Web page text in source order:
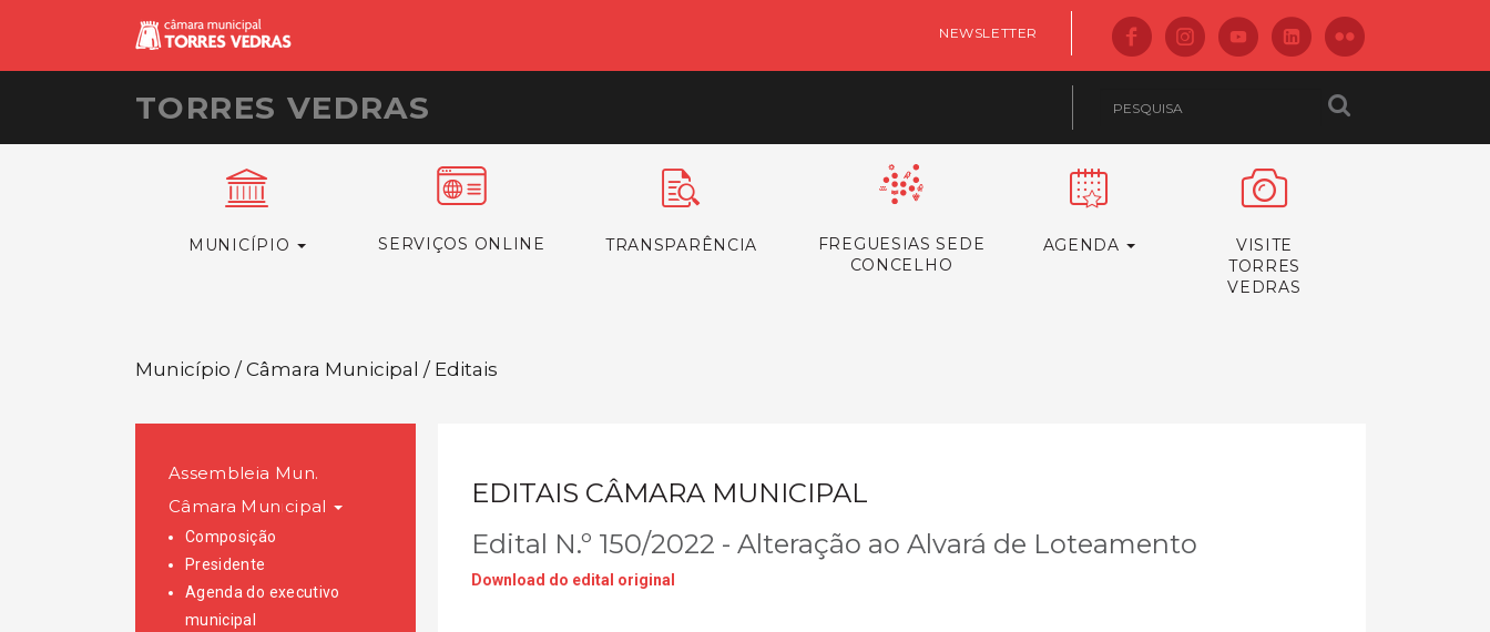
NEWSLETTER
TORRES VEDRAS
MUNICÍPIO SERVIÇOS ONLINE TRANSPARÊNCIA
FREGUESIAS SEDE
CONCELHO
AGENDA
VISITE
TORRES
VEDRAS
Município / Câmara Municipal / Editais
Assembleia Mun.
Câmara Municipal
Composição
Presidente
Agenda do executivo
municipal
EDITAIS CÂMARA MUNICIPAL
Edital N.º 150/2022 - Alteração ao Alvará de Loteamento
Download do edital original